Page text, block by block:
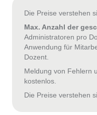
Die Preise verstehen
Max. Anzahl der
Administratoren pro
Anwendung für
Dozent.
Meldung von Fehlern
kostenlos.
Die Preise verstehen